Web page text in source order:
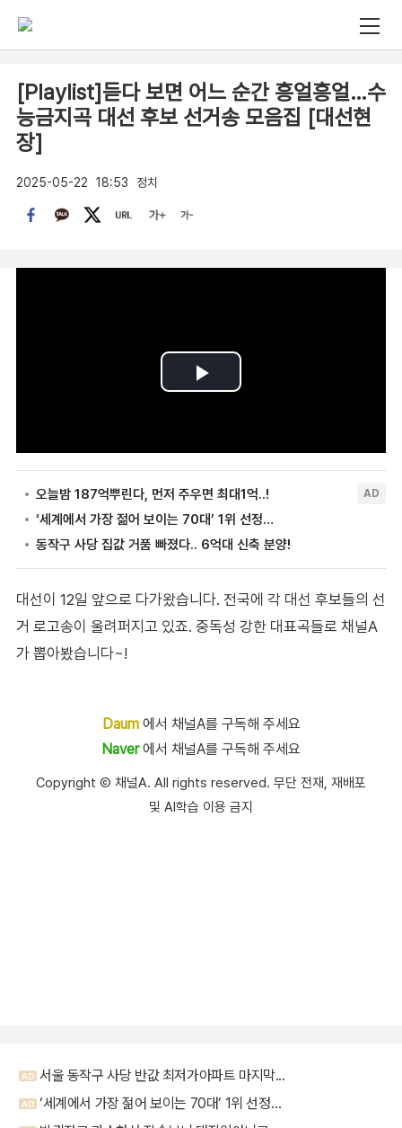
[Playlist]듣다 보면 어느 순간 흥얼흥얼…수
능금지곡 대선 후보 선거송 모음집 [대선현
장]
2025-05-22 18:53 정치
대선이 12일 앞으로 다가왔습니다. 전국에 각 대선 후보들의 선
거 로고송이 울려퍼지고 있죠. 중독성 강한 대표곡들로 채널A
가 뽑아봤습니다~!
Daum에서 채널A를 구독해 주세요
Naver에서 채널A를 구독해 주세요
Copyright Ⓒ 채널A. All rights reserved. 무단 전재, 재배포
및 AI학습 이용 금지